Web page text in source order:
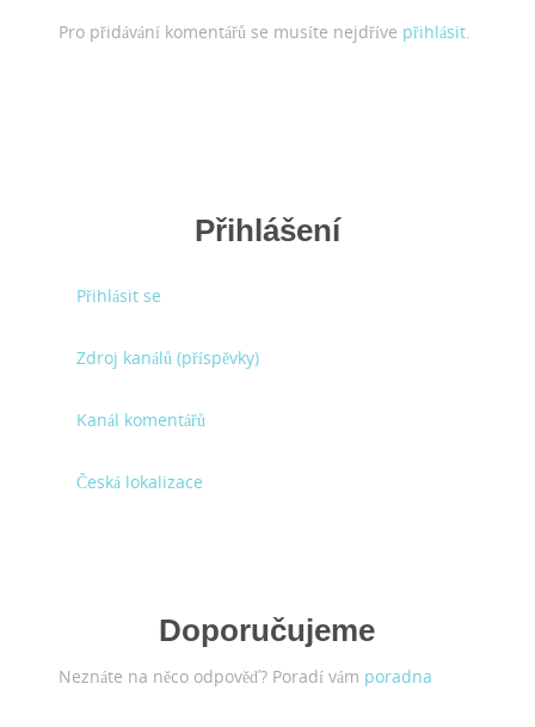
Pro přidávání komentářů se musíte nejdříve přihlásit.
Přihlášení
Přihlásit se
Zdroj kanálů (příspěvky)
Kanál komentářů
Česká lokalizace
Doporučujeme
Neznáte na něco odpověď? Poradí vám poradna